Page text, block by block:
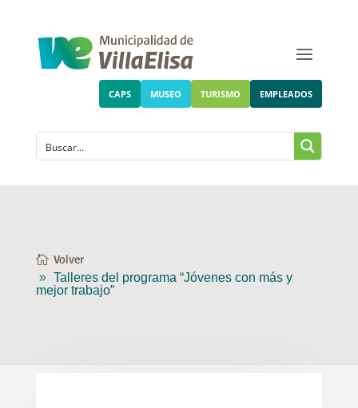
CAPS MUSEO TURISMO EMPLEADOS
Volver
Talleres del programa “Jóvenes con más y
mejor trabajo”